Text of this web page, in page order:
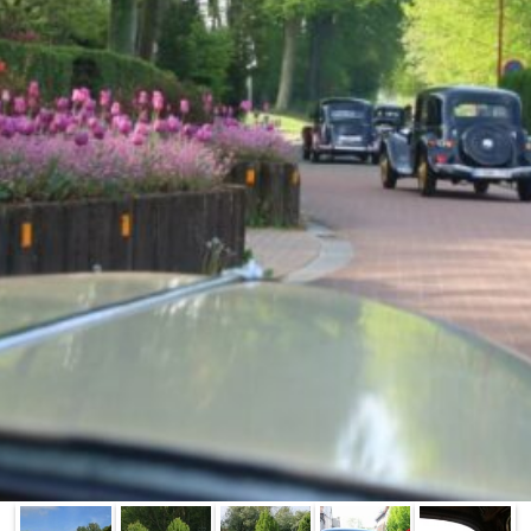
Notre local
La Boutique
Les pièces
L’assurance
Liens
La Revue
Les salons
La traction
La Traction des
membres
Bibliographie
Présentation 15 six
Evolution 7 et 11 -